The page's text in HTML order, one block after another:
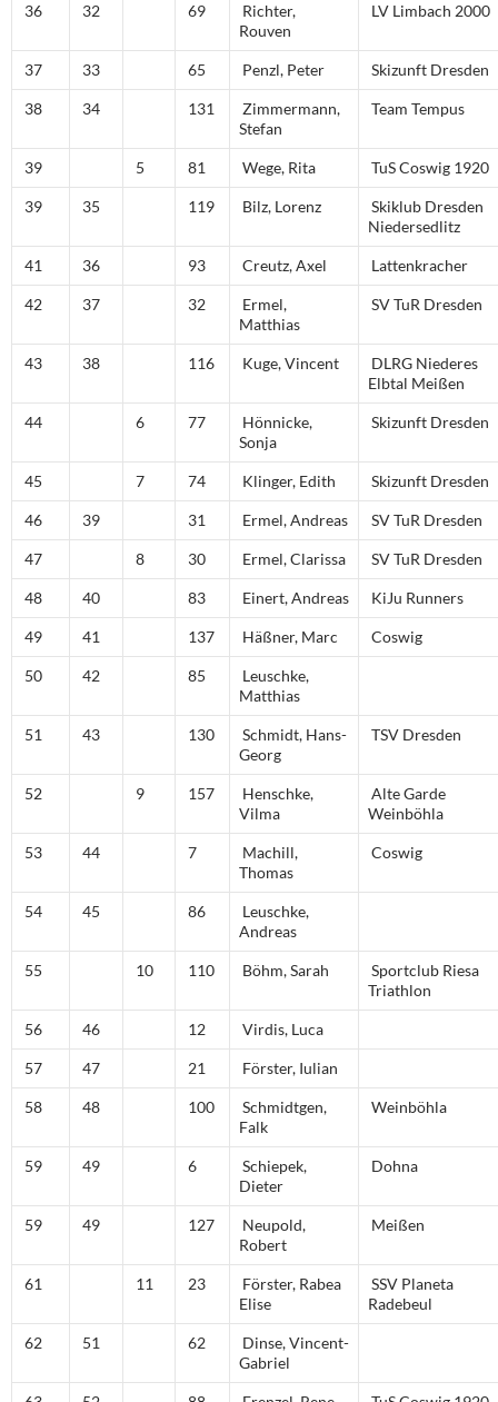
36 32 69
Richter,
Rouven
LV Limbach 2000
37 33 65 Penzl, Peter Skizunft Dresden
38 34 131
Zimmermann,
Stefan
Team Tempus
39 5 81 Wege, Rita TuS Coswig 1920
39 35 119 Bilz, Lorenz
Skiklub Dresden
Niedersedlitz
41 36 93 Creutz, Axel Lattenkracher
42 37 32
Ermel,
Matthias
SV TuR Dresden
43 38 116 Kuge, Vincent
DLRG Niederes
Elbtal Meißen
44 6 77
Hönnicke,
Sonja
Skizunft Dresden
45 7 74 Klinger, Edith Skizunft Dresden
46 39 31 Ermel, Andreas SV TuR Dresden
47 8 30 Ermel, Clarissa SV TuR Dresden
48 40 83 Einert, Andreas KiJu Runners
49 41 137 Häßner, Marc Coswig
50 42 85
Leuschke,
Matthias
51 43 130
Schmidt, Hans-
Georg
TSV Dresden
52 9 157
Henschke,
Vilma
Alte Garde
Weinböhla
53 44 7
Machill,
Thomas
Coswig
54 45 86
Leuschke,
Andreas
55 10 110 Böhm, Sarah
Sportclub Riesa
Triathlon
56 46 12 Virdis, Luca
57 47 21 Förster, Iulian
58 48 100
Schmidtgen,
Falk
Weinböhla
59 49 6
Schiepek,
Dieter
Dohna
59 49 127
Neupold,
Robert
Meißen
61 11 23
Förster, Rabea
Elise
SSV Planeta
Radebeul
62 51 62
Dinse, Vincent-
Gabriel